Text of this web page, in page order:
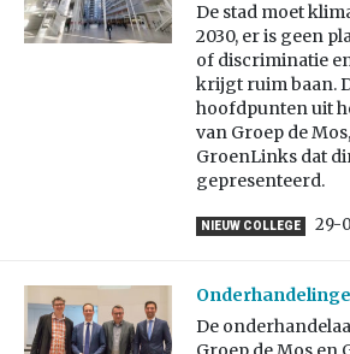
De stad moet
2030, er is geen
of discriminatie
krijgt ruim baan.
hoofdpunten uit
van Groep de
GroenLinks dat
gepresenteerd.
NIEUW COLLEGE 29-
De